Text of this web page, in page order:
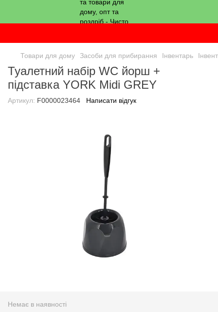
Товари для дому Засоби для прибирання Інвентарь
Туалетний набір WC йорш +
підставка YORK Midi GREY
Артикул: F0000023464 Написати відгук
Немає в наявності